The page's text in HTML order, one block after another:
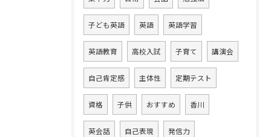
子ども英語 英語 英語学習
英語教育 高校入試 子育て 講演会
自己肯定感 主体性 定期テスト
資格 子供 おすすめ 香川
英会話 自己表現 発信力